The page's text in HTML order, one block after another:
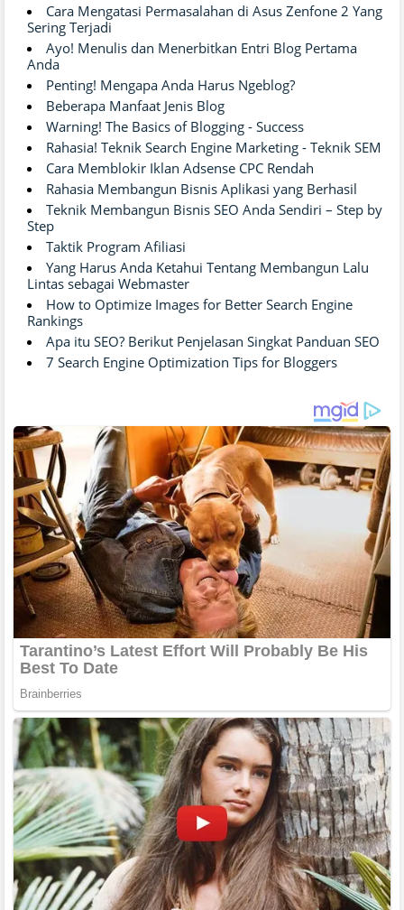
Cara Mengatasi Permasalahan di Asus Zenfone 2 Yang
Sering Terjadi
Ayo! Menulis dan Menerbitkan Entri Blog Pertama
Anda
Penting! Mengapa Anda Harus Ngeblog?
Beberapa Manfaat Jenis Blog
Warning! The Basics of Blogging - Success
Rahasia! Teknik Search Engine Marketing - Teknik SEM
Cara Memblokir Iklan Adsense CPC Rendah
Rahasia Membangun Bisnis Aplikasi yang Berhasil
Teknik Membangun Bisnis SEO Anda Sendiri – Step by
Step
Taktik Program Afiliasi
Yang Harus Anda Ketahui Tentang Membangun Lalu
Lintas sebagai Webmaster
How to Optimize Images for Better Search Engine
Rankings
Apa itu SEO? Berikut Penjelasan Singkat Panduan SEO
7 Search Engine Optimization Tips for Bloggers